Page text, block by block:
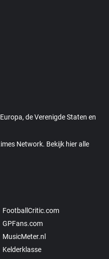
de Verenigde Staten en
Network. Bekijk hier alle
FootballCritic.com
GPFans.com
MusicMeter.nl
Kelderklasse